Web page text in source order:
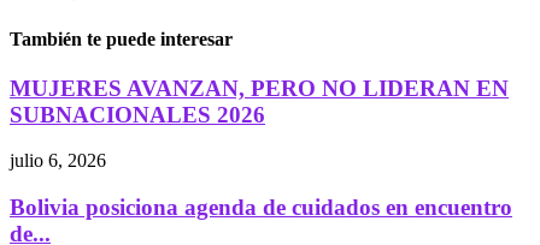
También te puede interesar
MUJERES AVANZAN, PERO NO LIDERAN EN
SUBNACIONALES 2026
julio 6, 2026
Bolivia posiciona agenda de cuidados en encuentro
de...